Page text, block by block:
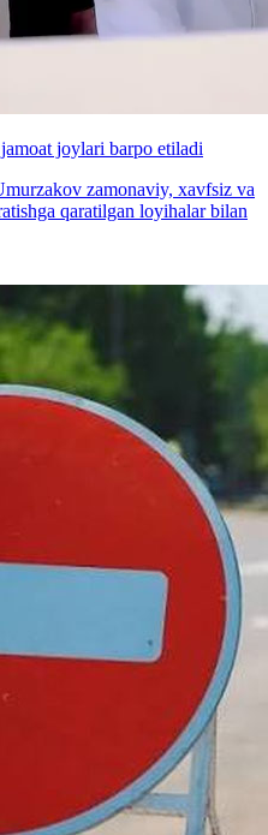
joylari barpo etiladi
zamonaviy, xavfsiz va
qaratilgan loyihalar bilan